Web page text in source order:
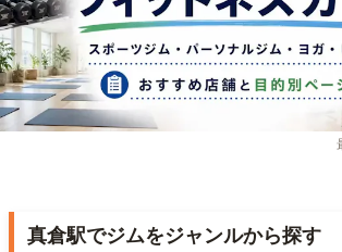
真倉駅でジムをジャンルから探す